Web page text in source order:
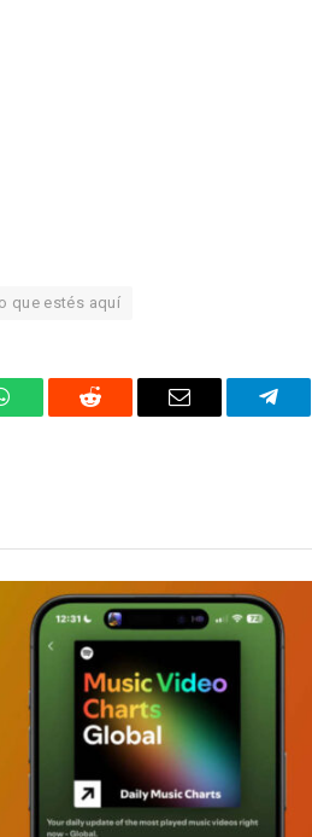
que estés aquí
WhatsAppReddit
Correo